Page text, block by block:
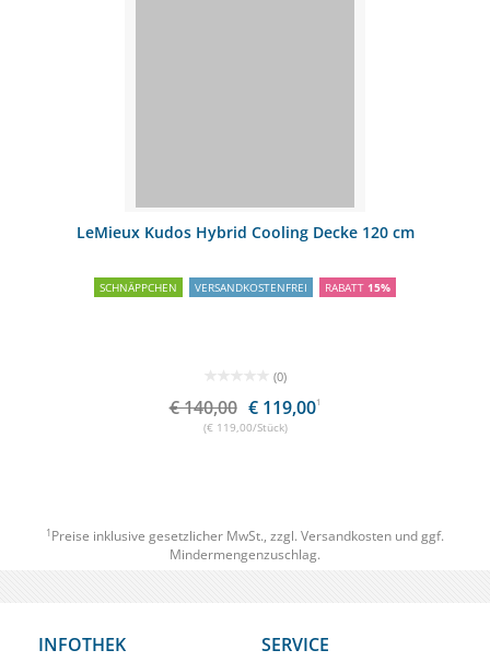
LeMieux Kudos Hybrid Cooling Decke 120 cm
SCHNÄPPCHEN VERSANDKOSTENFREI RABATT 15%
(0)
€ 140,00 € 119,001
(€ 119,00/Stück)
1 Preise inklusive gesetzlicher MwSt., zzgl. Versandkosten und ggf.
Mindermengenzuschlag.
INFOTHEK SERVICE